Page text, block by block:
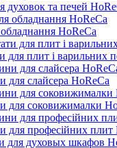
духовок та печей
HoReCa
для плит і варильних
для слайсера HoReCa
для соковижималки
для професійних плит